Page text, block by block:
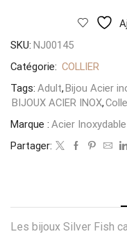
SKU: NJ00145
Catégorie: COLLIER
Tags: Adult,Bijou Acier
BIJOUX ACIER INOX,
Marque : Acier Inoxydable
Partager:
Les bijoux Silver Fish